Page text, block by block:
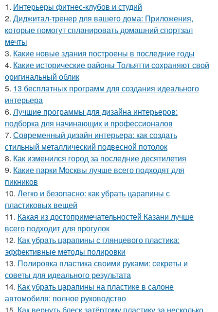
1. Интерьеры фитнес-клубов и студий
2. Диджитал-тренер для вашего дома: Приложения,
которые помогут спланировать домашний спортзал
мечты
3. Какие новые здания построены в последние годы
4. Какие исторические районы Тольятти сохраняют свой
оригинальный облик
5. 13 бесплатных программ для создания идеального
интерьера
6. Лучшие программы для дизайна интерьеров:
подборка для начинающих и профессионалов
7. Современный дизайн интерьера: как создать
стильный металлический подвесной потолок
8. Как изменился город за последние десятилетия
9. Какие парки Москвы лучше всего подходят для
пикников
10. Легко и безопасно: как убрать царапины с
пластиковых вещей
11. Какая из достопримечательностей Казани лучше
всего подходит для прогулок
12. Как убрать царапины с глянцевого пластика:
эффективные методы полировки
13. Полировка пластика своими руками: секреты и
советы для идеального результата
14. Как убрать царапины на пластике в салоне
автомобиля: полное руководство
15. Как вернуть блеск затёртому пластику за несколько